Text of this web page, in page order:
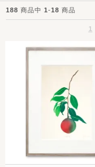
188 商品中 1 -18 商品
1